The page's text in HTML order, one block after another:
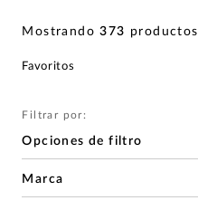
Mostrando373 productos
Filtrar por:
Opciones de filtro
Marca